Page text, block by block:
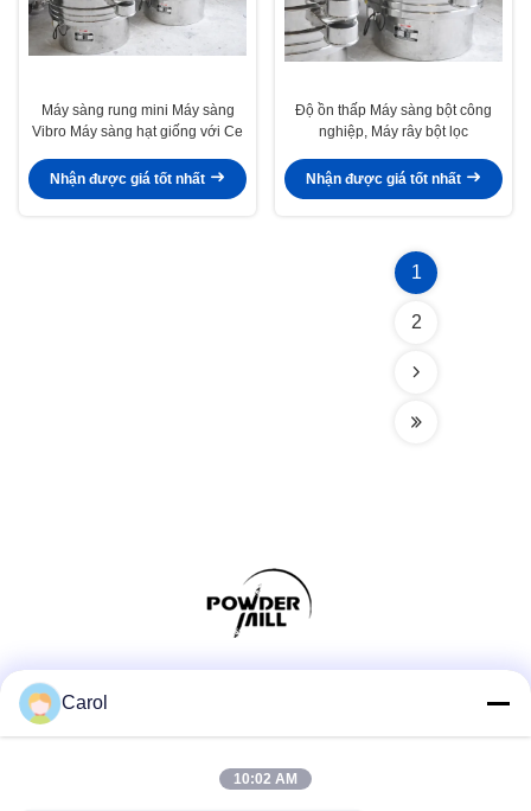
Máy sàng rung mini Máy sàng
Vibro Máy sàng hạt giống với Ce
Nhận được giá tốt nhất
Độ ồn thấp Máy sàng bột công
nghiệp, Máy rây bột lọc
Nhận được giá tốt nhất
1
2
Carol
10:02 AM